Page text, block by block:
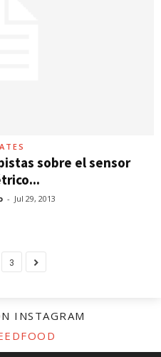
sobre el sensor
- Jul 29, 2013
3
INSTAGRAM